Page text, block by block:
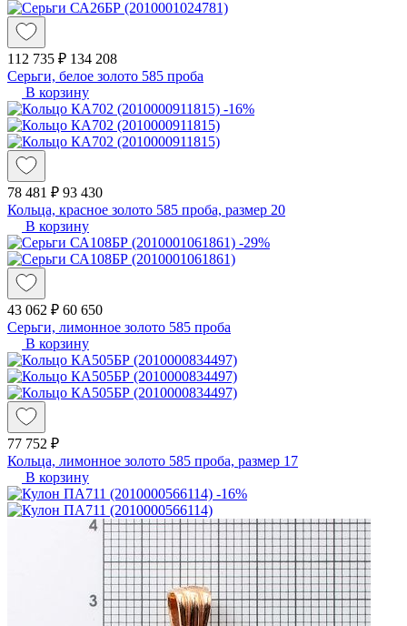
112 735 ₽ 134 208
Серьги, белое золото 585 проба
В корзину
-16%
78 481 ₽ 93 430
Кольца, красное золото 585 проба, размер 20
В корзину
-29%
43 062 ₽ 60 650
Серьги, лимонное золото 585 проба
В корзину
77 752 ₽
Кольца, лимонное золото 585 проба, размер 17
В корзину
-16%